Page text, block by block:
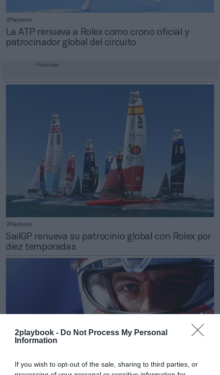
2playbook - Do Not Process My Personal
Information
If you wish to opt-out of the sale, sharing to third parties, or
2Playbook
La ATP renueva a Rolex como crono oficial y
patrocinador global del circuito
Publicidad
2Playbook
SailGP renueva su patrocinio global con Rolex por
diez temporadas